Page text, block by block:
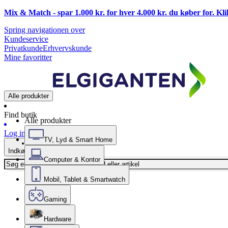
Mix & Match - spar 1.000 kr. for hver 4.000 kr. du køber for.
Spring navigationen over
Kundeservice
PrivatkundeErhvervskunde
Mine favoritter
Alle produkter
Find butik
Log ind
Indkøbskurv
Alle produkter
TV, Lyd & Smart Home
Computer & Kontor
Mobil, Tablet & Smartwatch
Gaming
Hardware